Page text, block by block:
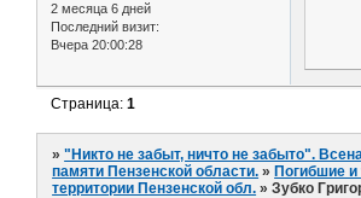
2 месяца 6 дней
Последний визит:
Вчера 20:00:28
Страница:1
»"Никто не забыт, ничто не забыто".
памяти Пензенской области. »Погибшие
территории Пензенской обл. »Зубко